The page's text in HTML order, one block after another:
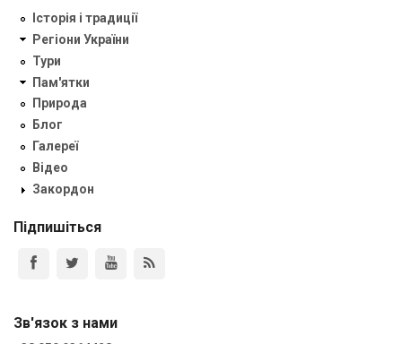
Історія і традиції
Регіони України
Тури
Пам'ятки
Природа
Блог
Галереї
Відео
Закордон
Підпишіться
Зв'язок з нами